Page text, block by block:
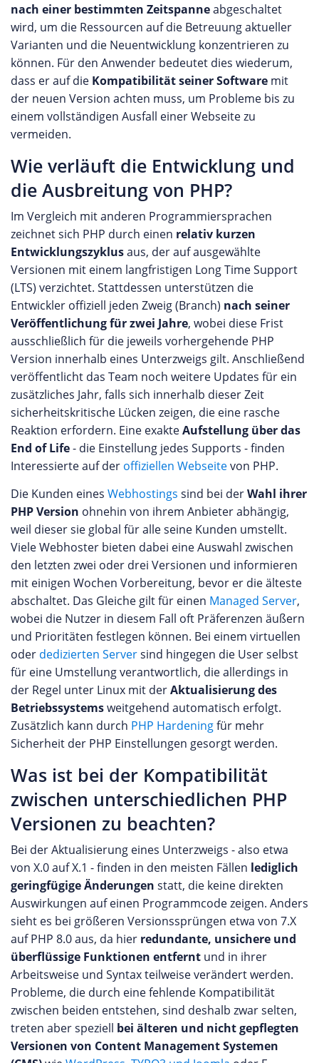
nach einer bestimmten Zeitspanneabgeschaltet
wird, um die Ressourcen auf die Betreuung aktueller
Varianten und die Neuentwicklung konzentrieren zu
können. Für den Anwender bedeutet dies wiederum,
dass er auf die Kompatibilität seiner Software mit
der neuen Version achten muss, um Probleme bis zu
einem vollständigen Ausfall einer Webseite zu
vermeiden.
Wie verläuft die Entwicklung und
die Ausbreitung von PHP?
Im Vergleich mit anderen Programmiersprachen
zeichnet sich PHP durch einen relativ kurzen
Entwicklungszyklusaus, der auf ausgewählte
Versionen mit einem langfristigen Long Time Support
(LTS) verzichtet. Stattdessen unterstützen die
Entwickler offiziell jeden Zweig (Branch) nach seiner
Veröffentlichung für zwei Jahre, wobei diese Frist
ausschließlich für die jeweils vorhergehende PHP
Version innerhalb eines Unterzweigs gilt. Anschließend
veröffentlicht das Team noch weitere Updates für ein
zusätzliches Jahr, falls sich innerhalb dieser Zeit
sicherheitskritische Lücken zeigen, die eine rasche
Reaktion erfordern. Eine exakteAufstellung über das
End of Life- die Einstellung jedes Supports - finden
Interessierte auf der offiziellen Webseitevon PHP.
Die Kunden eines Webhostings sind bei derWahl ihrer
PHP Version ohnehin von ihrem Anbieter abhängig,
weil dieser sie global für alle seine Kunden umstellt.
Viele Webhoster bieten dabei eine Auswahl zwischen
den letzten zwei oder drei Versionen und informieren
mit einigen Wochen Vorbereitung, bevor er die älteste
abschaltet. Das Gleiche gilt für einen Managed Server,
wobei die Nutzer in diesem Fall oft Präferenzen äußern
und Prioritäten festlegen können. Bei einem virtuellen
oder dedizierten Serversind hingegen die User selbst
für eine Umstellung verantwortlich, die allerdings in
der Regel unter Linux mit derAktualisierung des
Betriebssystemsweitgehend automatisch erfolgt.
Zusätzlich kann durch PHP Hardeningfür mehr
Sicherheit der PHP Einstellungen gesorgt werden.
Was ist bei der Kompatibilität
zwischen unterschiedlichen PHP
Versionen zu beachten?
Bei der Aktualisierung eines Unterzweigs - also etwa
von X.0 auf X.1 - finden in den meisten Fällen lediglich
geringfügige Änderungen statt, die keine direkten
Auswirkungen auf einen Programmcode zeigen. Anders
sieht es bei größeren Versionssprüngen etwa von 7.X
auf PHP 8.0 aus, da hier redundante, unsichere und
überflüssige Funktionen entfernt und in ihrer
Arbeitsweise und Syntax teilweise verändert werden.
Probleme, die durch eine fehlende Kompatibilität
zwischen beiden entstehen, sind deshalb zwar selten,
treten aber speziell bei älteren und nicht gepflegten
Versionen von Content Management Systemen